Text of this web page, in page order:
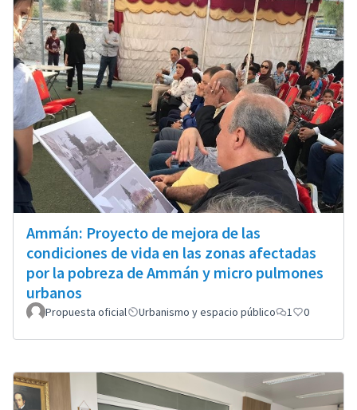
Ammán: Proyecto de mejora de las
condiciones de vida en las zonas afectadas
por la pobreza de Ammán y micro pulmones
urbanos
Propuesta oficial Urbanismo y espacio público 1 0